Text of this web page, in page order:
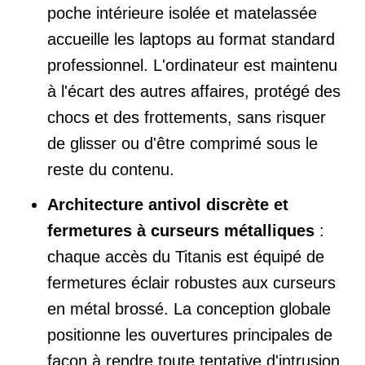
poche intérieure isolée et matelassée
accueille les laptops au format standard
professionnel. L'ordinateur est maintenu
à l'écart des autres affaires, protégé des
chocs et des frottements, sans risquer
de glisser ou d'être comprimé sous le
reste du contenu.
Architecture antivol discrète et
fermetures à curseurs métalliques :
chaque accès du Titanis est équipé de
fermetures éclair robustes aux curseurs
en métal brossé. La conception globale
positionne les ouvertures principales de
façon à rendre toute tentative d'intrusion